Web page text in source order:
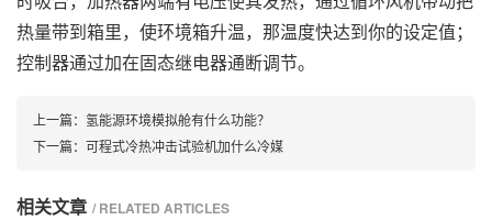
热量带到箱里，使环境箱升温，那温度快达到你的设定值；
控制器通过加在固态继电器通断调节。
上一篇： 氢能源环境模拟舱有什么功能？
下一篇： 可程式冷热冲击试验机加什么冷媒
相关文章 / RELATED ARTICLES